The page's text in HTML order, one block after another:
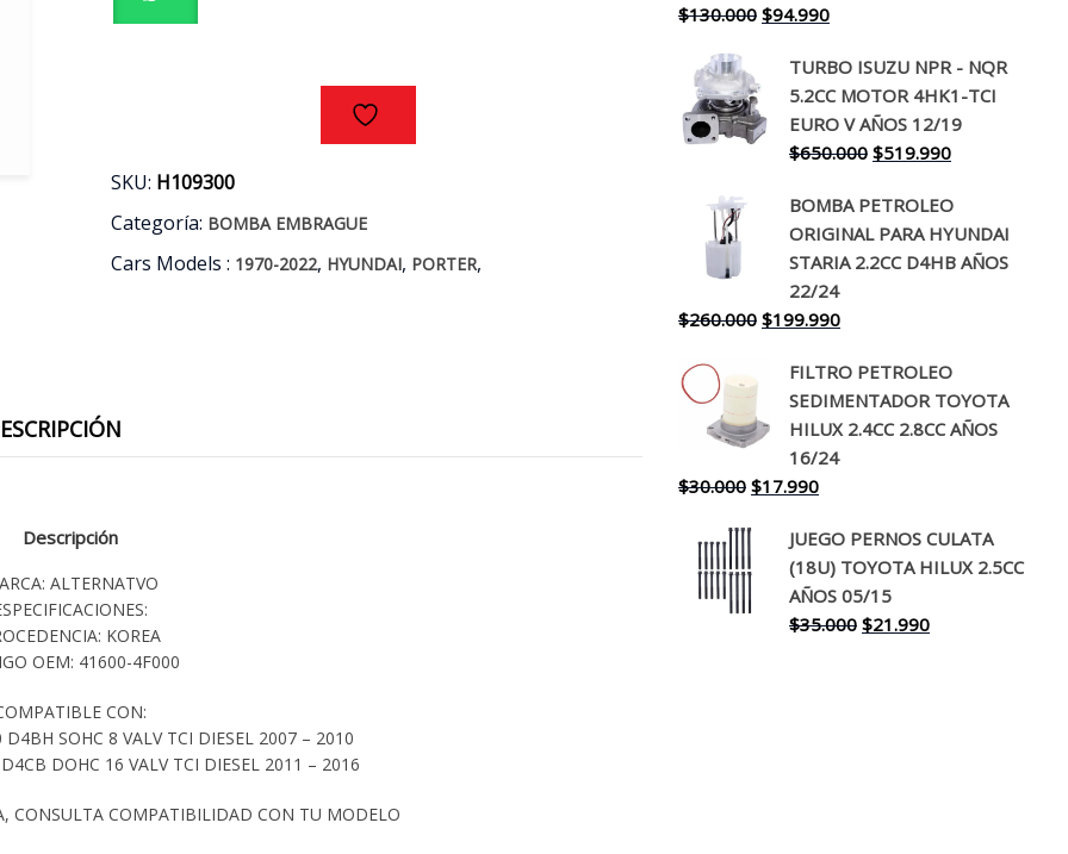
AÑOS
SKU: H109300
Categoría: BOMBA EMBRAGUE
Cars Models : 1970-2022, HYUNDAI, PORTER,
Descripción
ALTERNATVO
KOREA
OEM: 41600-4F000
CON:
SOHC 8 VALV TCI DIESEL 2007 – 2010
DOHC 16 VALV TCI DIESEL 2011 – 2016
CONSULTA COMPATIBILIDAD CON TU MODELO
$130.000 El
original
era:
$130.000.
$94.990El
actual
es:
$94.990.
TURBO ISUZU NPR - NQR
5.2CC MOTOR 4HK1-TCI
EURO V AÑOS 12/19
$650.000 El
original
era:
$650.000.
$519.990El
actual
es:
$519.990.
BOMBA PETROLEO
ORIGINAL PARA HYUNDAI
STARIA 2.2CC D4HB AÑOS
22/24
$260.000 El
original
era:
$260.000.
$199.990El
actual
es:
$199.990.
FILTRO PETROLEO
SEDIMENTADOR TOYOTA
HILUX 2.4CC 2.8CC AÑOS
16/24
$30.000 El
original
era:
$30.000.
$17.990El
actual
es:
$17.990.
JUEGO PERNOS CULATA
(18U) TOYOTA HILUX 2.5CC
AÑOS 05/15
$35.000 El
$21.990El